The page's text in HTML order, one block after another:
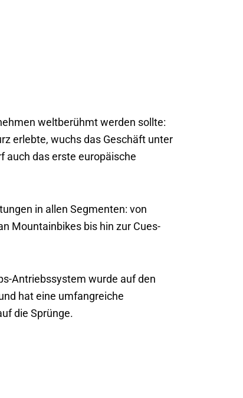
weltberühmt werden sollte:
erlebte, wuchs das Geschäft unter
auch das erste europäische
in allen Segmenten: von
Mountainbikes bis hin zur Cues-
Antriebssystem wurde auf den
hat eine umfangreiche
die Sprünge.